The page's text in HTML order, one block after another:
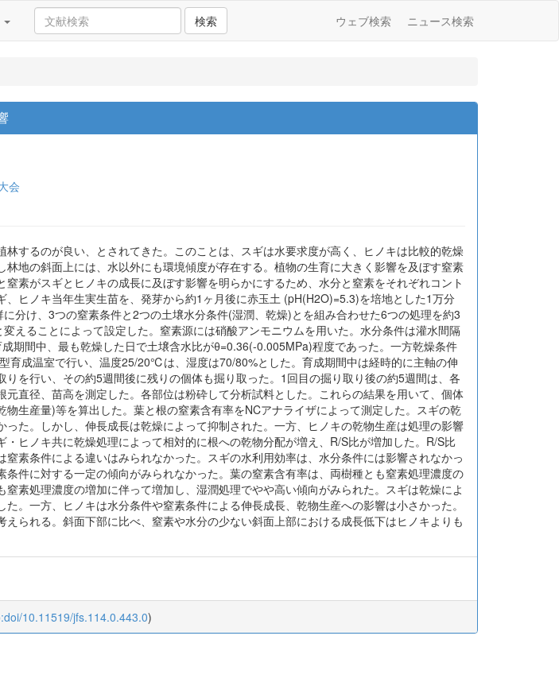
検索 ウェブ検索 ニュース検索
会
するのが良い、とされてきた。このことは、スギは水要求度が高く、ヒノキは比較的乾燥
地の斜面上には、水以外にも環境傾度が存在する。植物の生育に大きく影響を及ぼす窒素
素がスギとヒノキの成長に及ぼす影響を明らかにするため、水分と窒素をそれぞれコント
ヒノキ当年生実生苗を、発芽から約1ヶ月後に赤玉土 (pH(H2O)=5.3)を培地とした1万分
分け、3つの窒素条件と2つの土壌水分条件(湿潤、乾燥)とを組み合わせた6つの処理を約3
えることによって設定した。窒素源には硝酸アンモニウムを用いた。水分条件は灌水間隔
期間中、最も乾燥した日で土壌含水比がθ=0.36(-0.005MPa)程度であった。一方乾燥条件
育成温室で行い、温度25/20℃は、湿度は70/80%とした。育成期間中は経時的に主軸の伸
を行い、その約5週間後に残りの個体も掘り取った。1回目の掘り取り後の約5週間は、各
直径、苗高を測定した。各部位は粉砕して分析試料とした。これらの結果を用いて、個体
生産量)等を算出した。葉と根の窒素含有率をNCアナライザによって測定した。スギの乾
た。しかし、伸長成長は乾燥によって抑制された。一方、ヒノキの乾物生産は処理の影響
ヒノキ共に乾燥処理によって相対的に根への乾物分配が増え、R/S比が増加した。R/S比
素条件による違いはみられなかった。スギの水利用効率は、水分条件には影響されなかっ
件に対する一定の傾向がみられなかった。葉の窒素含有率は、両樹種とも窒素処理濃度の
素処理濃度の増加に伴って増加し、湿潤処理でやや高い傾向がみられた。スギは乾燥によ
。一方、ヒノキは水分条件や窒素条件による伸長成長、乾物生産への影響は小さかった。
られる。斜面下部に比べ、窒素や水分の少ない斜面上部における成長低下はヒノキよりも
10.11519/jfs.114.0.443.0)